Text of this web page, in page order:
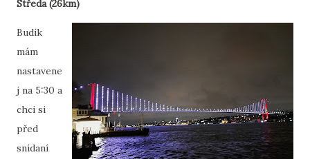
Středa (26km)
Budík
mám
nastavene
j na 5:30 a
chci si
před
snídaní